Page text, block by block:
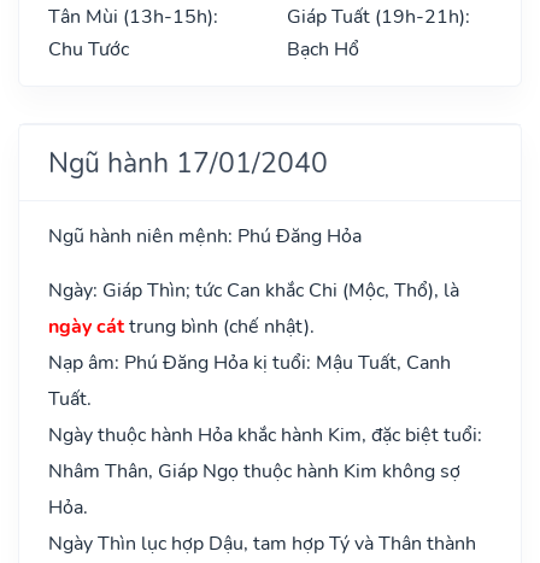
Tân Mùi (13h-15h):
Chu Tước
Giáp Tuất (19h-21h):
Bạch Hổ
Ngũ hành 17/01/2040
Ngũ hành niên mệnh: Phú Đăng Hỏa
Ngày: Giáp Thìn; tức Can khắc Chi (Mộc, Thổ), là
ngày cáttrung bình (chế nhật).
Nạp âm: Phú Đăng Hỏa kị tuổi: Mậu Tuất, Canh
Tuất.
Ngày thuộc hành Hỏa khắc hành Kim, đặc biệt tuổi:
Nhâm Thân, Giáp Ngọ thuộc hành Kim không sợ
Hỏa.
Ngày Thìn lục hợp Dậu, tam hợp Tý và Thân thành